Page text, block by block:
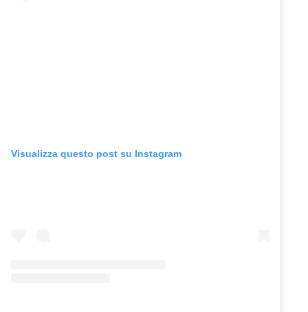
Visualizza questo post su Instagram